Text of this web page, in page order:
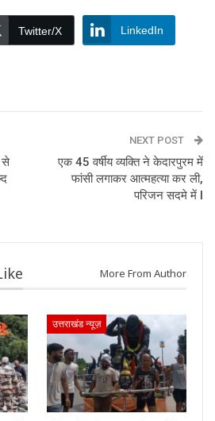
Twitter/X LinkedIn
से
NEXT POST
एक 45 वर्षीय व्यक्ति ने केदारपुरम में
फांसी लगाकर आत्महत्या कर ली,
परिजन सदमे में I
More From Author
उत्तराखंड न्यूज़